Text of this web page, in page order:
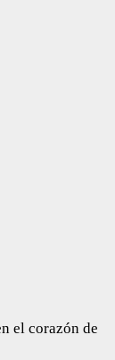
el corazón de